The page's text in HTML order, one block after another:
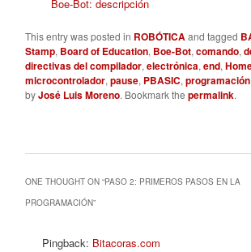
Boe-Bot: descripción
This entry was posted in ROBÓTICAand tagged
Stamp, Board of Education, Boe-Bot, comando,
directivas del compilador, electrónica, end,
microcontrolador, pause, PBASIC, programación,
byJosé Luis Moreno. Bookmark the permalink.
ONE THOUGHT ON “PASO 2: PRIMEROS PASOS EN LA
PROGRAMACIÓN”
Pingback: Bitacoras.com